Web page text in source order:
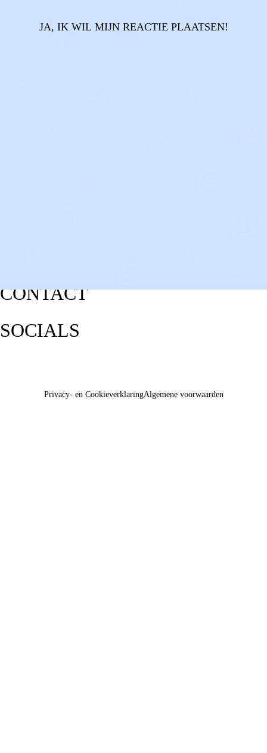
JA, IK WIL MIJN REACTIE PLAATSEN!
CONTACT
SOCIALS
Privacy- en CookieverklaringAlgemene voorwaarden